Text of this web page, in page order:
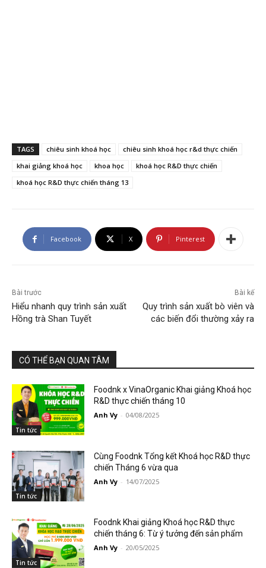
TAGS chiêu sinh khoá học
chiêu sinh khoá học r&d thực chiến
khai giảng khoá học
khoa học
khoá học R&D thực chiến
khoá học R&D thực chiến tháng 13
Facebook X Pinterest
Bài trước
Hiểu nhanh quy trình sản xuất
Hồng trà Shan Tuyết
Bài kế
Quy trình sản xuất bò viên và
các biến đổi thường xảy ra
CÓ THỂ BẠN QUAN TÂM
Tin tức
Foodnk x VinaOrganic Khai giảng Khoá học
R&D thực chiến tháng 10
Anh Vy - 04/08/2025
Tin tức
Cùng Foodnk Tổng kết Khoá học R&D thực
chiến Tháng 6 vừa qua
Anh Vy - 14/07/2025
Tin tức
Foodnk Khai giảng Khoá học R&D thực
chiến tháng 6: Từ ý tưởng đến sản phẩm
Anh Vy - 20/05/2025